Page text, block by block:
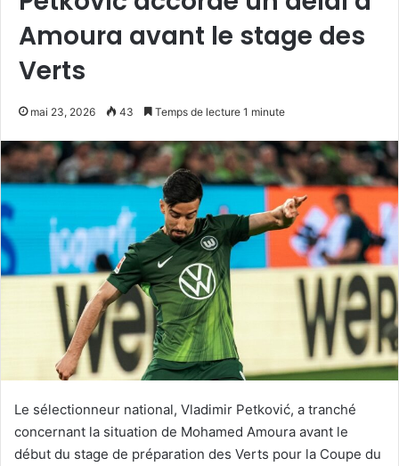
Amoura avant le stage des
Verts
mai 23, 2026 43 Temps de lecture 1 minute
Le sélectionneur national, Vladimir Petković, a tranché
concernant la situation de Mohamed Amoura avant le
début du stage de préparation des Verts pour la Coupe du